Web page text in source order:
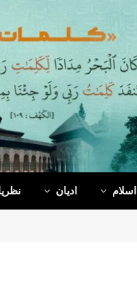
اسلام ادیان